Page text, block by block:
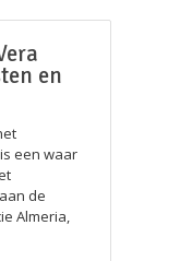
en
een waar
de
Almeria,